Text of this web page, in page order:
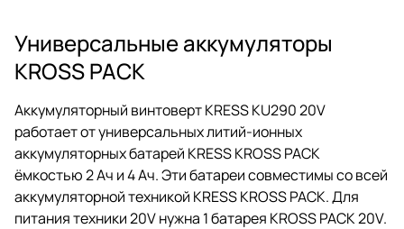
Универсальные аккумуляторы
KROSS PACK
Аккумуляторный винтоверт KRESS KU290 20V
работает от универсальных литий-ионных
аккумуляторных батарей KRESS KROSS PACK
ёмкостью 2 Ач и 4 Ач. Эти батареи совместимы со всей
аккумуляторной техникой KRESS KROSS PACK. Для
питания техники 20V нужна 1 батарея KROSS PACK 20V.